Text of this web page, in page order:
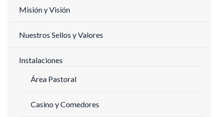
Misión y Visión
Nuestros Sellos y Valores
Instalaciones
Área Pastoral
Casino y Comedores